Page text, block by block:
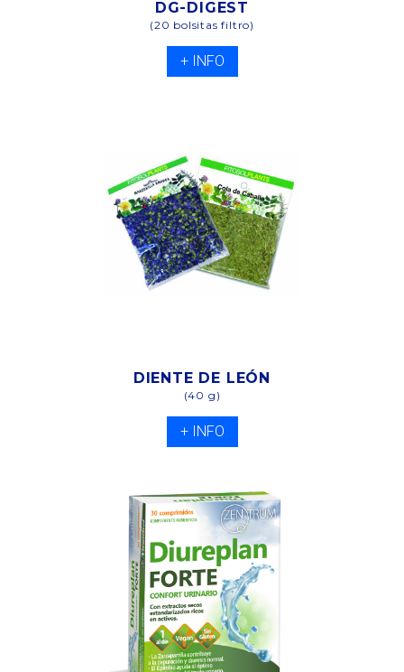
DG-DIGEST
(20 bolsitas filtro)
+ INFO
DIENTE DE LEÓN
(40 g)
+ INFO